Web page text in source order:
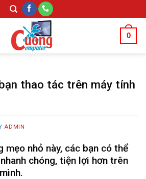
0
thao tác trên máy tính
ADMIN
mẹo nhỏ này, các bạn có thể
chóng, tiện lợi hơn trên